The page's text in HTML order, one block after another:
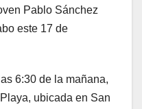
Pablo Sánchez
este 17 de
6:30 de la mañana,
ubicada en San